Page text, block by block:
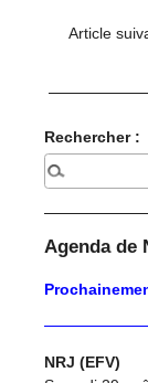
Article
Rechercher :
Agenda de
NRJ (EFV)